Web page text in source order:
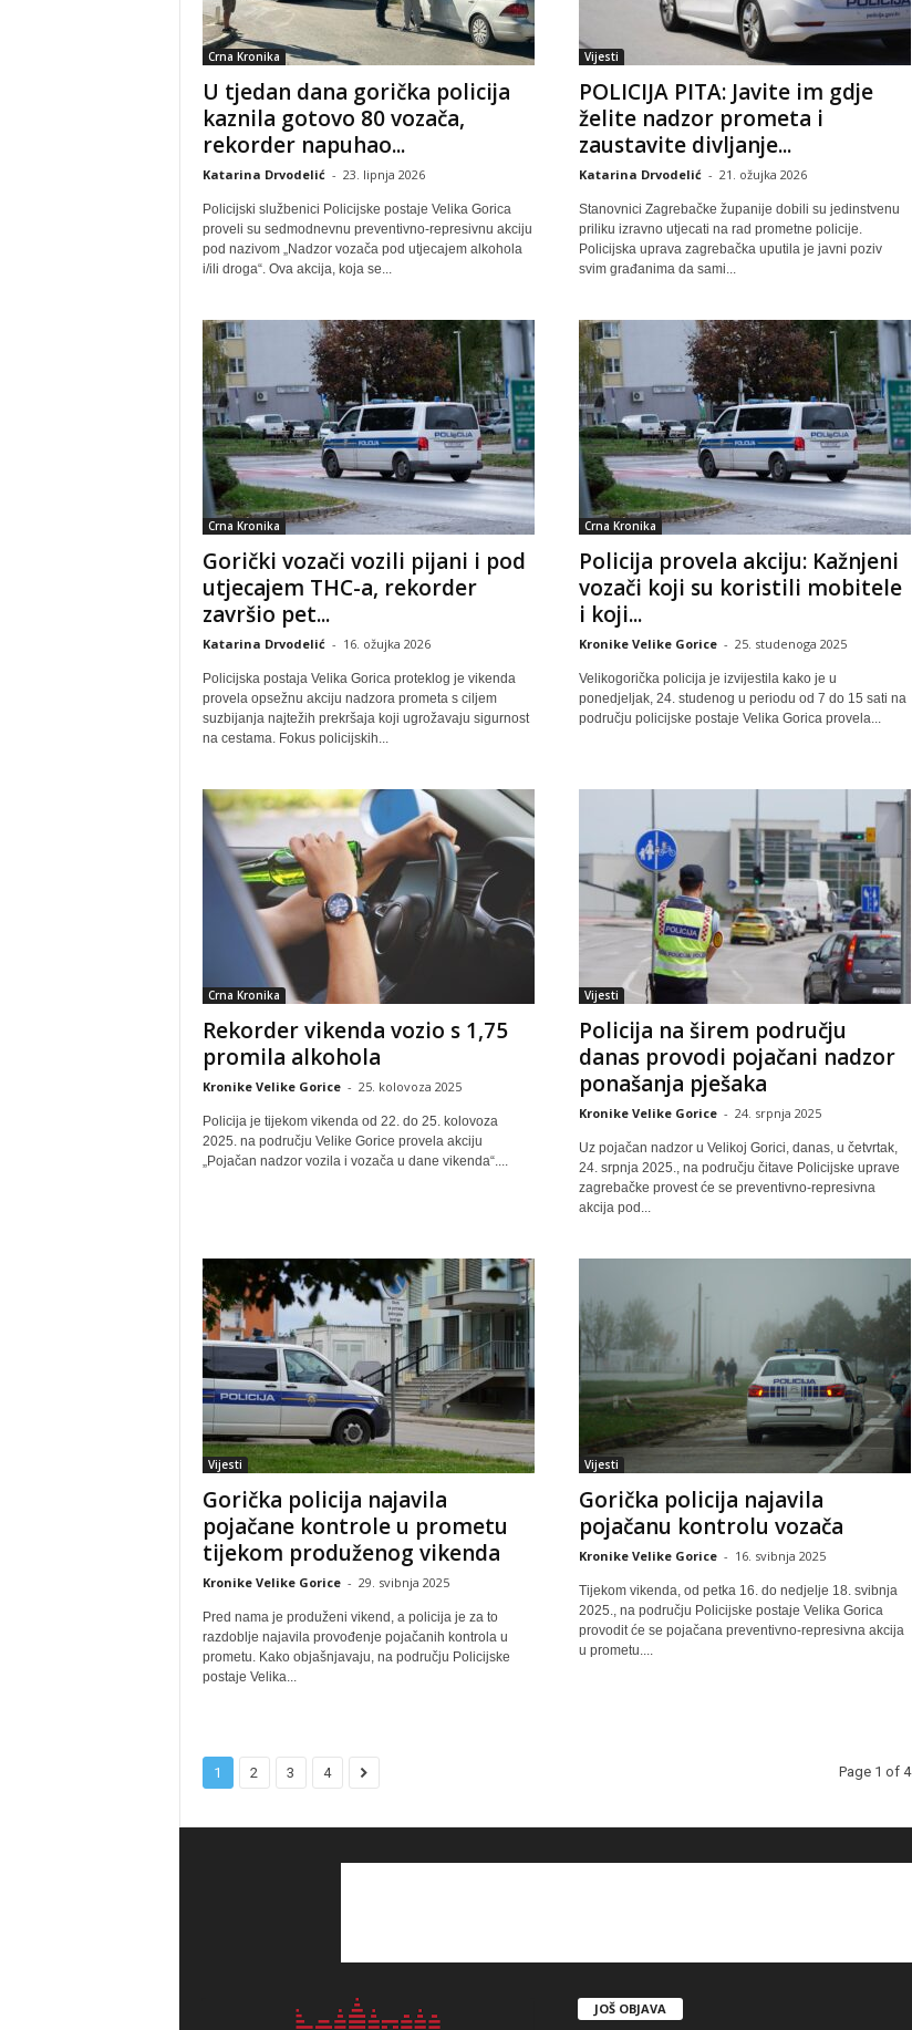
Crna Kronika
U tjedan dana gorička policija
kaznila gotovo 80 vozača,
rekorder napuhao...
Katarina Drvodelić - 23. lipnja 2026
Policijski službenici Policijske postaje Velika Gorica
proveli su sedmodnevnu preventivno-represivnu akciju
pod nazivom „Nadzor vozača pod utjecajem alkohola
i/ili droga“. Ova akcija, koja se...
Vijesti
POLICIJA PITA: Javite im gdje
želite nadzor prometa i
zaustavite divljanje...
Katarina Drvodelić - 21. ožujka 2026
Stanovnici Zagrebačke županije dobili su jedinstvenu
priliku izravno utjecati na rad prometne policije.
Policijska uprava zagrebačka uputila je javni poziv
svim građanima da sami...
Crna Kronika
Gorički vozači vozili pijani i pod
utjecajem THC-a, rekorder
završio pet...
Katarina Drvodelić - 16. ožujka 2026
Policijska postaja Velika Gorica proteklog je vikenda
provela opsežnu akciju nadzora prometa s ciljem
suzbijanja najtežih prekršaja koji ugrožavaju sigurnost
na cestama. Fokus policijskih...
Crna Kronika
Policija provela akciju: Kažnjeni
vozači koji su koristili mobitele
i koji...
Kronike Velike Gorice - 25. studenoga 2025
Velikogorička policija je izvijestila kako je u
ponedjeljak, 24. studenog u periodu od 7 do 15 sati na
području policijske postaje Velika Gorica provela...
Crna Kronika
Rekorder vikenda vozio s 1,75
promila alkohola
Kronike Velike Gorice - 25. kolovoza 2025
Policija je tijekom vikenda od 22. do 25. kolovoza
2025. na području Velike Gorice provela akciju
„Pojačan nadzor vozila i vozača u dane vikenda“....
Vijesti
Policija na širem području
danas provodi pojačani nadzor
ponašanja pješaka
Kronike Velike Gorice - 24. srpnja 2025
Uz pojačan nadzor u Velikoj Gorici, danas, u četvrtak,
24. srpnja 2025., na području čitave Policijske uprave
zagrebačke provest će se preventivno-represivna
akcija pod...
Vijesti
Gorička policija najavila
pojačane kontrole u prometu
tijekom produženog vikenda
Kronike Velike Gorice - 29. svibnja 2025
Pred nama je produženi vikend, a policija je za to
razdoblje najavila provođenje pojačanih kontrola u
prometu. Kako objašnjavaju, na području Policijske
postaje Velika...
Vijesti
Gorička policija najavila
pojačanu kontrolu vozača
Kronike Velike Gorice - 16. svibnja 2025
Tijekom vikenda, od petka 16. do nedjelje 18. svibnja
2025., na području Policijske postaje Velika Gorica
provodit će se pojačana preventivno-represivna akcija
u prometu....
1 2 3 4 Page 1 of 4
JOŠ OBJAVA